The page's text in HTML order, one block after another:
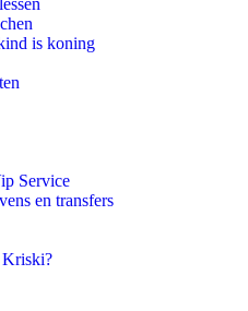
is koning
Service
en transfers
Kriski?